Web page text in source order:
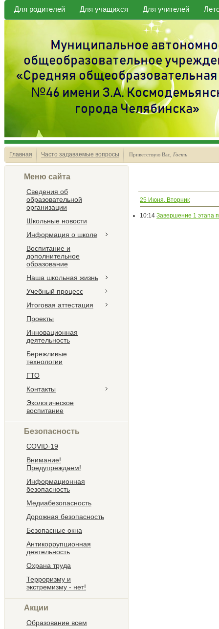
Для родителей Для учащихся Для учителей
Главная Часто задаваемые вопросы Приветствую Вас Гость
Меню сайта
Сведения об
образовательной
организации
Школьные новости
Информация о школе
Воспитание и
дополнительное
образование
Наша школьная жизнь
Учебный процесс
Итоговая аттестация
Проекты
Инновационная
деятельность
Бережливые
технологии
ГТО
Контакты
Экологическое
воспитание
Безопасность
COVID-19
Внимание!
Предупреждаем!
Информационная
безопасность
Медиабезопасность
Дорожная безопасность
Безопасные окна
Антикоррупционная
деятельность
Охрана труда
Терроризму и
экстремизму - нет!
Акции
Образование всем
25 Июня, Вторник
10:14 Завершение 1 этапа